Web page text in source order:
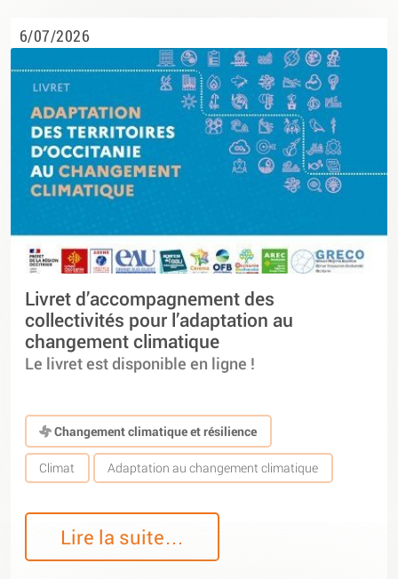
6/07/2026
Livret d’accompagnement des
collectivités pour l’adaptation au
changement climatique
Le livret est disponible en ligne !
Changement climatique et résilience
Climat Adaptation au changement climatique
Lire la suite…